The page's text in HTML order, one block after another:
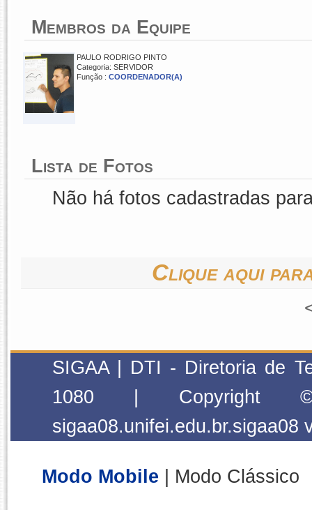
Membros da Equipe
PAULO RODRIGO PINTO
Categoria: SERVIDOR
Função : COORDENADOR(A)
Lista de Fotos
Não há fotos cadastradas
Clique aqui
SIGAA | DTI - Diretoria de
1080 | Copyright
sigaa08.unifei.edu.br.sigaa08
Modo Mobile | Modo Clássico